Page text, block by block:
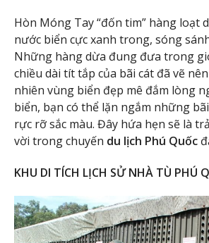
Hòn Móng Tay “đốn tim” hàng loạt
nước biển cực xanh trong, sóng
Những hàng dừa đung đưa trong
chiều dài tít tắp của bãi cát đã vẽ
nhiên vùng biển đẹp mê đắm lòng
biển, bạn có thể lặn ngắm những
rực rỡ sắc màu. Đây hứa hẹn sẽ là
vời trong chuyến du lịch Phú Quốc
KHU DI TÍCH LỊCH SỬ NHÀ TÙ PHÚ